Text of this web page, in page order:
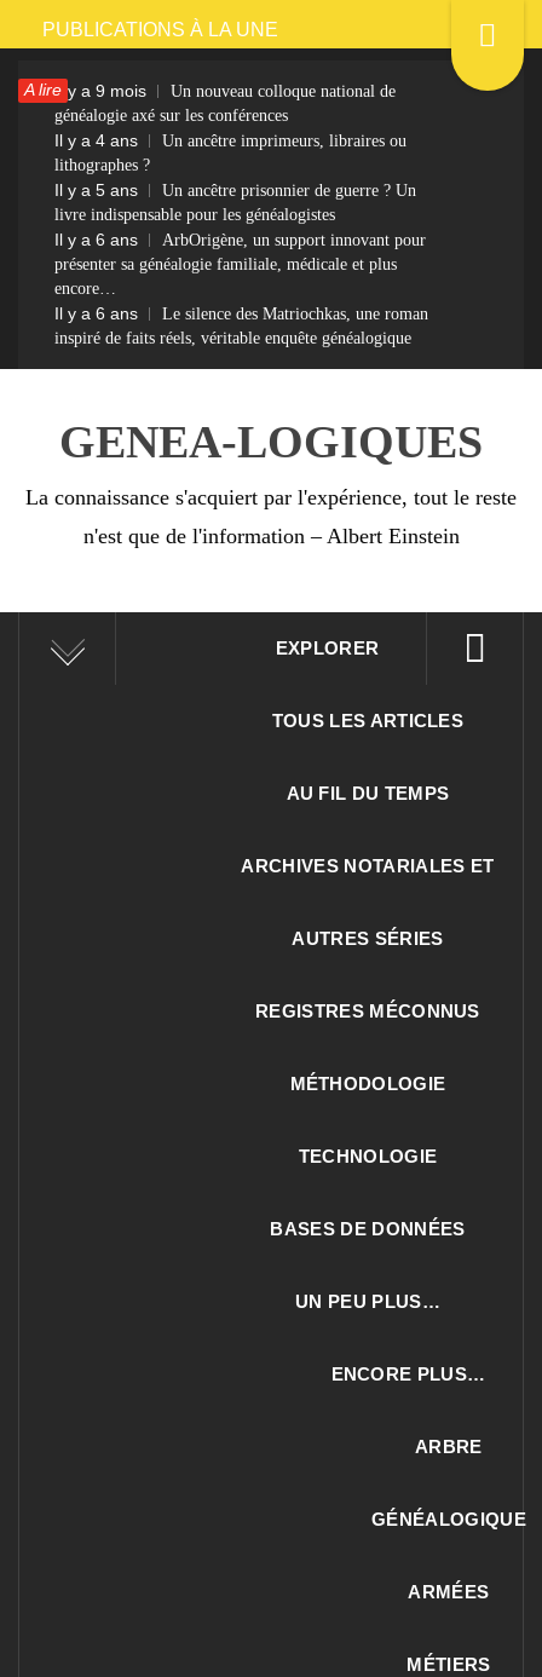
Passer
contenu
PUBLICATIONS À LA UNE
A lireIl y a 9 mois
Un nouveau colloque national de
généalogie axé sur les conférences
Il y a 4 ans
Un ancêtre imprimeurs, libraires ou
lithographes ?
Il y a 5 ans
Un ancêtre prisonnier de guerre ? Un
livre indispensable pour les généalogistes
Il y a 6 ans
ArbOrigène, un support innovant pour
présenter sa généalogie familiale, médicale et plus
encore…
Il y a 6 ans
Le silence des Matriochkas, une roman
inspiré de faits réels, véritable enquête généalogique
GENEA-LOGIQUES
La connaissance s'acquiert par l'expérience, tout le reste
n'est que de l'information – Albert Einstein
EXPLORER
TOUS LES ARTICLES
AU FIL DU TEMPS
ARCHIVES NOTARIALES ET
AUTRES SÉRIES
REGISTRES MÉCONNUS
MÉTHODOLOGIE
TECHNOLOGIE
BASES DE DONNÉES
UN PEU PLUS…
ENCORE PLUS…
ARBRE
GÉNÉALOGIQUE
ARMÉES
MÉTIERS